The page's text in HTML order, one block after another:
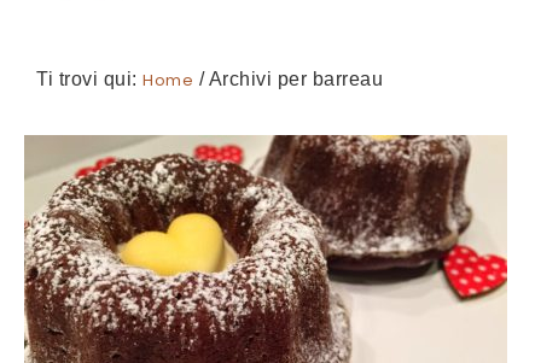
Ti trovi qui: Home /Archivi per barreau